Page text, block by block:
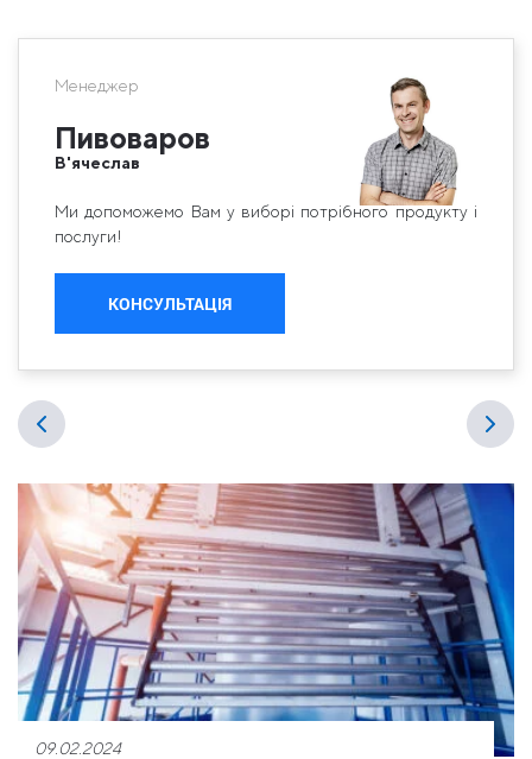
Менеджер
Пивоваров
В'ячеслав
Ми допоможемо Вам у виборі потрібного продукту і
послуги!
КОНСУЛЬТАЦІЯ
09.02.2024